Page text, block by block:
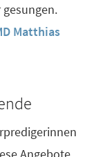
Matthias
Angebote.